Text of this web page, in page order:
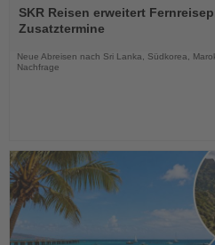
Sie
die
SKR Reisen erweitert
Zusatztermine
Neue Abreisen nach Sri Lanka, Südkorea,
Nachfrage